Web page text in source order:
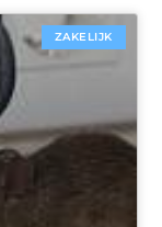
ZAKELIJK